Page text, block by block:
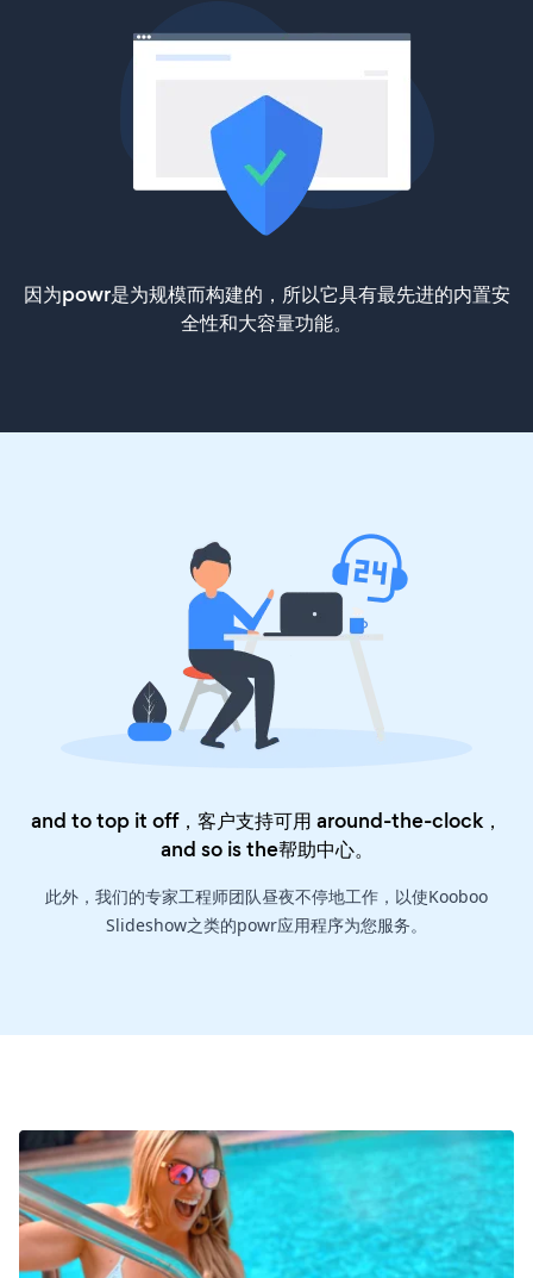
因为powr是为规模而构建的，所以它具有最先进的内置安
全性和大容量功能。
and to top it off，客户支持可用 around-the-clock，
and so is the帮助中心。
此外，我们的专家工程师团队昼夜不停地工作，以使Kooboo
Slideshow之类的powr应用程序为您服务。